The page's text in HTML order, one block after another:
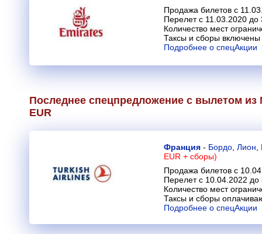
Продажа билетов с
Перелет с 11.03.2020 до
Количество мест
Таксы и сборы включены
Подробнее о спецАкции
Последнее спецпредложение с вылетом
EUR
Франция - Бордо Лион
EUR + сборы)
Продажа билетов с
Перелет с 10.04.2022 до
Количество мест
Таксы и сборы
Подробнее о спецАкции